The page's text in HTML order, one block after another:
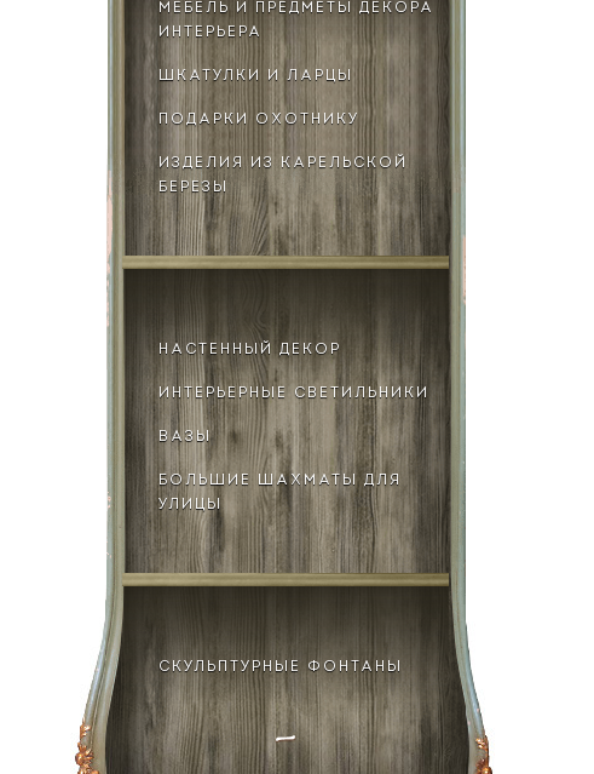
МЕБЕЛЬ И ПРЕДМЕТЫ ДЕКОРА
ИНТЕРЬЕРА
ШКАТУЛКИ И ЛАРЦЫ
ПОДАРКИ ОХОТНИКУ
ИЗДЕЛИЯ ИЗ КАРЕЛЬСКОЙ
БЕРЕЗЫ
НАСТЕННЫЙ ДЕКОР
ИНТЕРЬЕРНЫЕ СВЕТИЛЬНИКИ
ВАЗЫ
БОЛЬШИЕ ШАХМАТЫ ДЛЯ
УЛИЦЫ
СКУЛЬПТУРНЫЕ ФОНТАНЫ